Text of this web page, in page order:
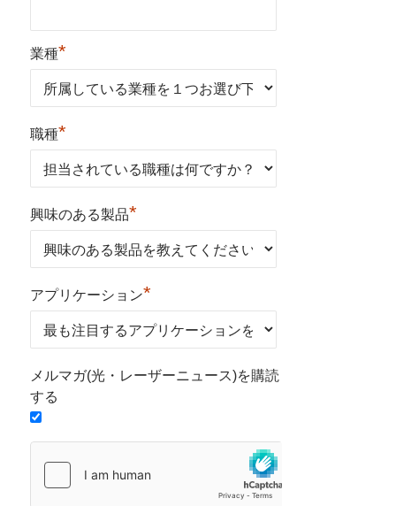
業種*
職種*
興味のある製品*
アプリケーション*
メルマガ(光・レーザーニュース)を購読
する